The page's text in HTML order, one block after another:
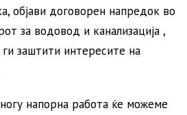
објави договорен напредок во
за водовод и канализација ,
заштити интересите на
напорна работа ќе можеме